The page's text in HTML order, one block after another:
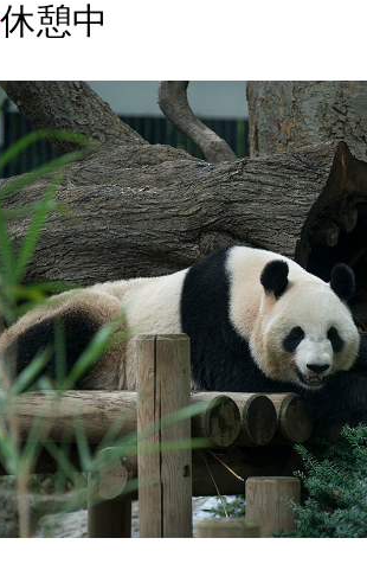
休憩中